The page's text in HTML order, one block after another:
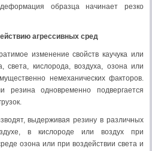
образца начинает резко
агрессивных сред
изменение свойств каучука или
света, кислорода, воздуха, озона или
немеханических фак­торов.
резина одновременно подвер­гается
выдерживая резину в раз­личных
в кислороде или воздух при
озона или при воздействии света и